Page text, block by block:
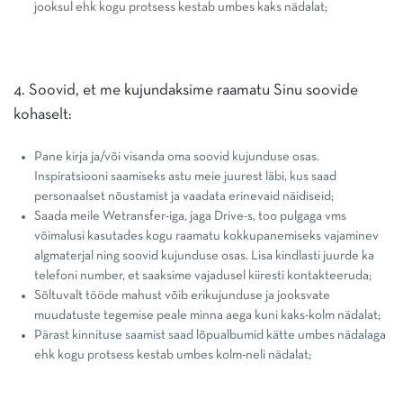
jooksul ehk kogu protsess kestab umbes kaks nädalat;
4. Soovid, et me kujundaksime raamatu Sinu soovide
kohaselt:
Pane kirja ja/või visanda oma soovid kujunduse osas.
Inspiratsiooni saamiseks astu meie juurest läbi, kus saad
personaalset nõustamist ja vaadata erinevaid näidiseid;
Saada meile Wetransfer-iga, jaga Drive-s, too pulgaga vms
võimalusi kasutades kogu raamatu kokkupanemiseks vajaminev
algmaterjal ning soovid kujunduse osas. Lisa kindlasti juurde ka
telefoni number, et saaksime vajadusel kiiresti kontakteeruda;
Sõltuvalt tööde mahust võib erikujunduse ja jooksvate
muudatuste tegemise peale minna aega kuni kaks-kolm nädalat;
Pärast kinnituse saamist saad lõpualbumid kätte umbes nädalaga
ehk kogu protsess kestab umbes kolm-neli nädalat;